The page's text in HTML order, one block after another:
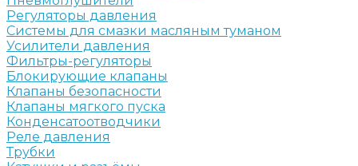
Регуляторы давления
Системы для смазки масляным туманом
Усилители давления
Фильтры-регуляторы
Блокирующие клапаны
Клапаны безопасности
Клапаны мягкого пуска
Конденсатоотводчики
Реле давления
Трубки